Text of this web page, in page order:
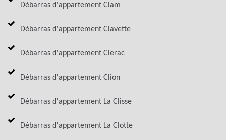
Débarras d'appartement Clam
Débarras d'appartement Clavette
Débarras d'appartement Clerac
Débarras d'appartement Clion
Débarras d'appartement La Clisse
Débarras d'appartement La Clotte